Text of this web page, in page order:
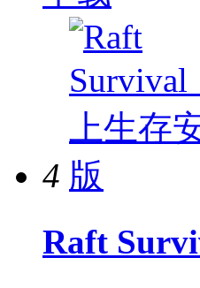
4
Raft